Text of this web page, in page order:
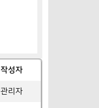
작성자
관리자